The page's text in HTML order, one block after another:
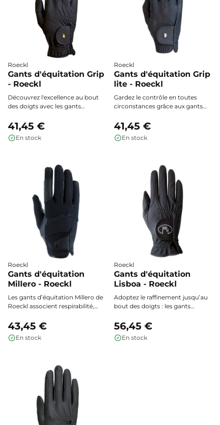
Roeckl
Gants d'équitation Grip
- Roeckl
Découvrez l'excellence au bout
des doigts avec les gants
adhérence exceptionnelle, un
confort seconde peau et une
sensibilité optimale pour une
41,45 €
En stock
Roeckl
Gants d'équitation Grip
lite - Roeckl
Gardez le contrôle en toutes
circonstances grâce aux gants
une adhérence inégalée, un
confort ultraléger et une
respirabilité maximale pour vos
41,45 €
En stock
Roeckl
Gants d'équitation
Millero - Roeckl
Les gants d’équitation Millero de
Roeckl associent respirabilité,
supérieure pour une tenue des
rênes irréprochable. Leur
conception innovante et
quotidien, même sur écran
43,45 €
En stock
Roeckl
Gants d'équitation
Lisboa - Roeckl
Adoptez le raffinement jusqu’au
bout des doigts : les gants
associent élégance cristalline et
maîtrise parfaite des rênes, pour
une monte confortable et stylée
56,45 €
En stock